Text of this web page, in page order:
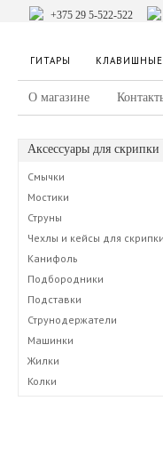
+375 29 5-522-522
ГИТАРЫ КЛАВИШНЫЕ
О магазине
Аксессуары для скрипки
Смычки
Мостики
Струны
Чехлы и кейсы для скрипки
Канифоль
Подбородники
Подставки
Струнодержатели
Машинки
Жилки
Колки